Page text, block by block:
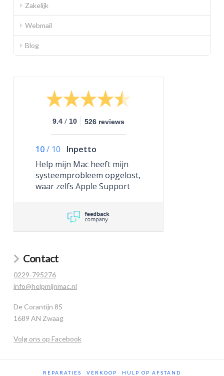
Zakelijk
Webmail
Blog
9.4 / 10 526 reviews
10/ 10
Inpetto
Help mijn Mac heeft mijn
systeemprobleem opgelost,
waar zelfs Apple Support
Contact
0229-795276
info@helpmijnmac.nl
De Corantijn 85
1689 AN Zwaag
Volg ons op Facebook
REPARATIES VERKOOP HULP OP AFSTAND